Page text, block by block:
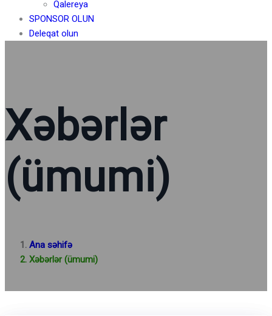
Qalereya
SPONSOR OLUN
Deleqat olun
Xəbərlər
(ümumi)
Ana səhifə
Xəbərlər (ümumi)